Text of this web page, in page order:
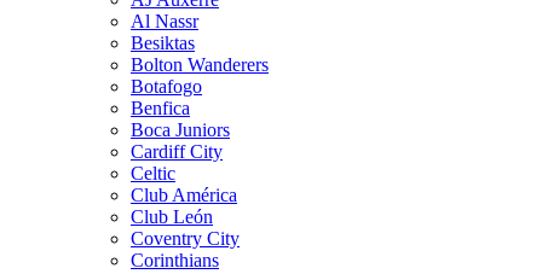
Al Nassr
Besiktas
Bolton Wanderers
Botafogo
Benfica
Boca Juniors
Cardiff City
Celtic
Club América
Club León
Coventry City
Corinthians